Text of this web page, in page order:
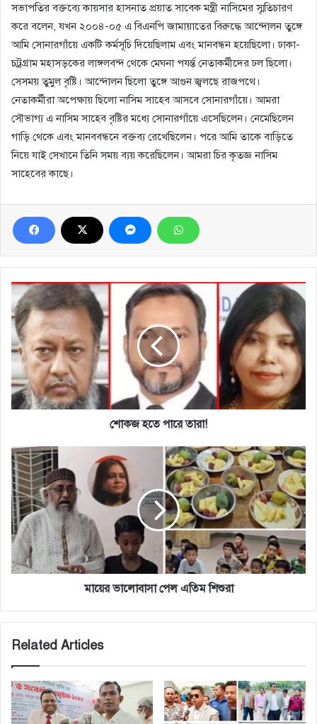
সভাপতির বক্তব্যে কায়সার হাসনাত প্রয়াত সাবেক মন্ত্রী নাসিমের স্মৃতিচারণ
করে বলেন, যখন ২০০৪-০৫ এ বিএনপি জামায়াতের বিরুদ্ধে আন্দোলন তুঙ্গে
আমি সোনারগাঁয়ে একটি কর্মসূচি দিয়েছিলাম এবং মানবন্ধন হয়েছিলো। ঢাকা-
চট্রগ্রাম মহাসড়কের লাঙ্গলবন্দ থেকে মেঘনা পযর্ন্ত নেতাকর্মীদের ঢল ছিলো।
সেসময় তুমুল বৃষ্টি। আন্দোলন ছিলো তুঙ্গে আগুন জ্বলছে রাজপথে।
নেতাকর্মীরা অপেক্ষায় ছিলো নাসিম সাহেব আসবে সোনারগাঁয়ে। আমরা
সৌভাগ্য এ নাসিম সাহেব বৃষ্টির মধ্যে সোনারগাঁয়ে এসেছিলেন। নেমেছিলেন
গাড়ি থেকে এবং মানববন্ধনে বক্তব্য রেখেছিলেন। পরে আমি তাকে বাড়িতে
নিয়ে যাই সেখানে তিনি সময় ব্যয় করেছিলেন। আমরা চির কৃতজ্ঞ নাসিম
সাহেবের কাছে।
শোকজ
হতে
পারে
তারা!
শোকজ হতে পারে তারা!
মায়ের
ভালোবাসা
পেল
এতিম
শিশুরা
মায়ের ভালোবাসা পেল এতিম শিশুরা
Related Articles